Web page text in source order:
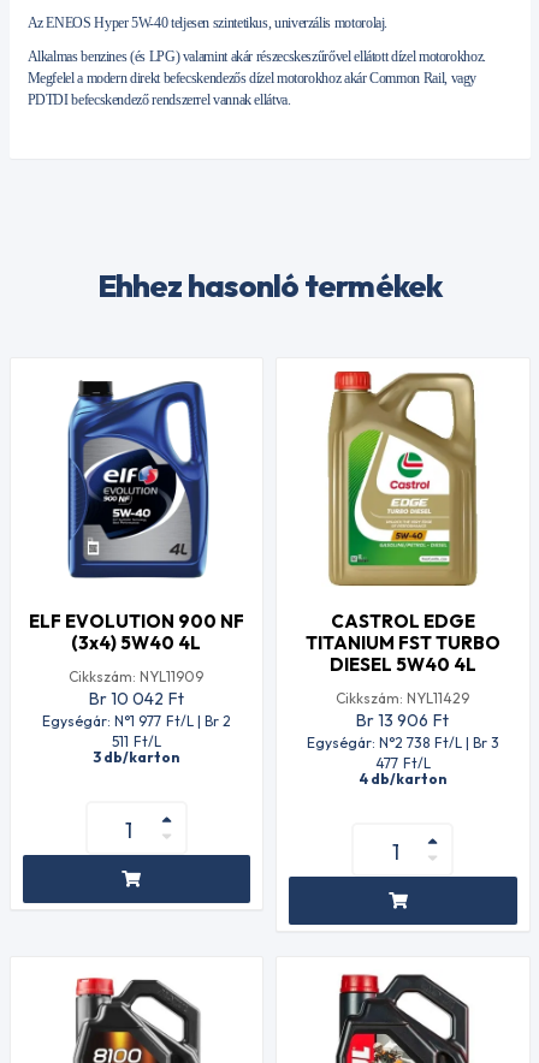
Az ENEOS Hyper 5W-40 teljesen szintetikus, univerzális motorolaj.
Alkalmas benzines (és LPG) valamint akár részecskeszűrővel ellátott dízel motorokhoz.
Megfelel a modern direkt befecskendezős dízel motorokhoz akár Common Rail, vagy
PDTDI befecskendező rendszerrel vannak ellátva.
Ehhez hasonló termékek
ELF EVOLUTION 900 NF
(3x4) 5W40 4L
Cikkszám: NYL11909
Br 10 042 Ft
Egységár: N°1 977 Ft/L | Br 2
511 Ft/L
3 db/karton
CASTROL EDGE
TITANIUM FST TURBO
DIESEL 5W40 4L
Cikkszám: NYL11429
Br 13 906 Ft
Egységár: N°2 738 Ft/L | Br 3
477 Ft/L
4 db/karton